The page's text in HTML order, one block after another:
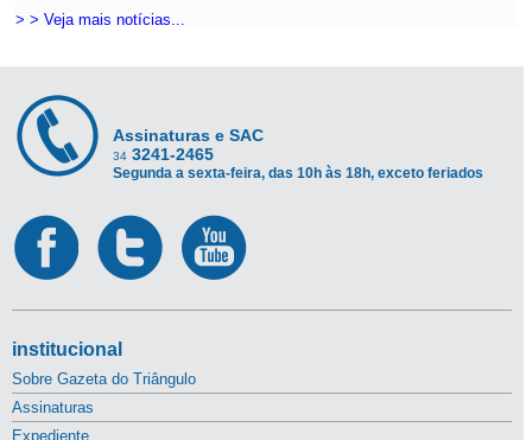
> > Veja mais notícias...
Assinaturas e SAC
34 3241-2465
Segunda a sexta-feira, das 10h às 18h, exceto feriados
institucional
Sobre Gazeta do Triângulo
Assinaturas
Expediente